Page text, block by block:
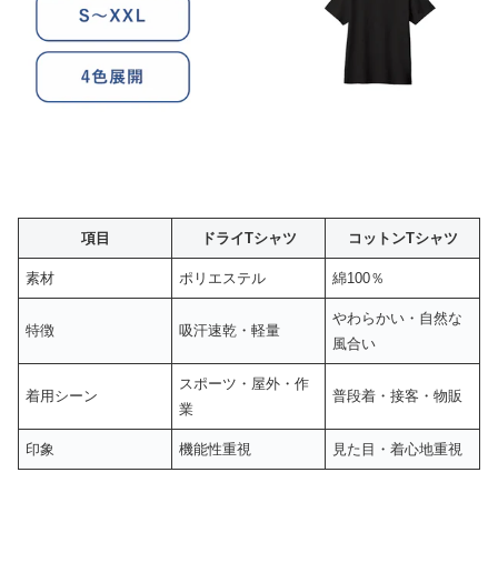
項目 ドライTシャツ コットンTシャツ
素材 ポリエステル 綿100％
特徴 吸汗速乾・軽量
やわらかい・自然な
風合い
着用シーン
スポーツ・屋外・作
業
普段着・接客・物販
印象 機能性重視 見た目・着心地重視